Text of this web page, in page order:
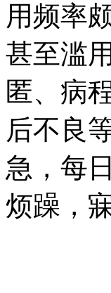
用频率
甚至滥
匿、病
后不良
急，每
烦躁，